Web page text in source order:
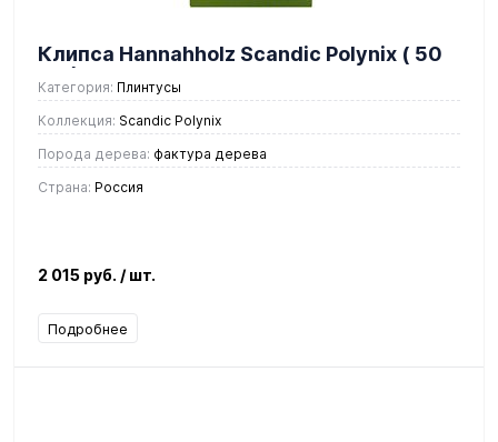
Клипса Hannahholz Scandic Polynix ( 50
шт )
Категория: Плинтусы
Коллекция: Scandic Polynix
Порода дерева: фактура дерева
Страна: Россия
2 015 руб. / шт.
Подробнее